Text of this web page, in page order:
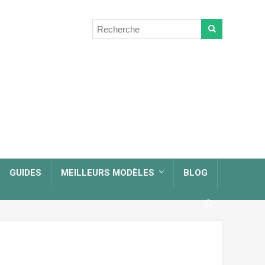
GUIDES MEILLEURS MODÈLES BLOG